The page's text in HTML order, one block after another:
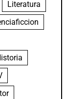
Literatura